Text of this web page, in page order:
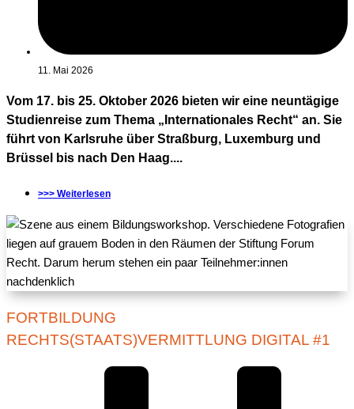
11. Mai 2026
Vom 17. bis 25. Oktober 2026 bieten wir eine neuntägige
Studienreise zum Thema „Internationales Recht“ an. Sie
führt von Karlsruhe über Straßburg, Luxemburg und
Brüssel bis nach Den Haag....
>>> Weiterlesen
FORTBILDUNG
RECHTS(STAATS)VERMITTLUNG DIGITAL #1